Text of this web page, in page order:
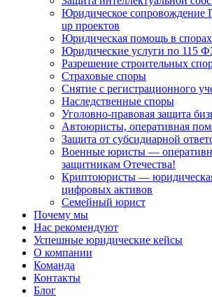
Юридическое сопровождение
up проектов
Юридическая помощь в
Юридические услуги по 115
Разрешение строительных
Страховые споры
Снятие с регистрационного
Наследственные споры
Уголовно-правовая защита
Автоюристы, оперативная
Защита от субсидиарной
Военные юристы —
защитникам Отечества!
Криптоюристы —
цифровых активов
Семейный юрист
Почему мы
Нас рекомендуют
Успешные юридические кейсы
О компании
Команда
Контакты
Блог